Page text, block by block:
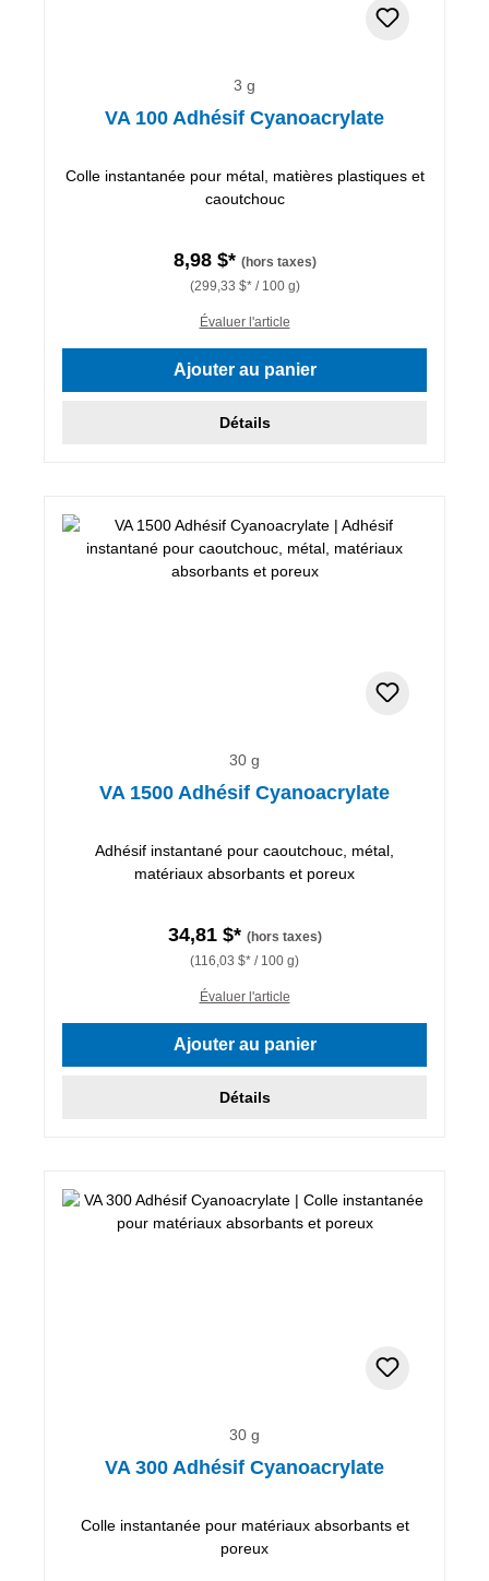
3 g
VA 100 Adhésif Cyanoacrylate
Colle instantanée pour métal, matières plastiques et
caoutchouc
8,98 $* (hors taxes)
(299,33 $* / 100 g)
Évaluer l'article
Ajouter au panier
Détails
30 g
VA 1500 Adhésif Cyanoacrylate
Adhésif instantané pour caoutchouc, métal,
matériaux absorbants et poreux
34,81 $* (hors taxes)
(116,03 $* / 100 g)
Évaluer l'article
Ajouter au panier
Détails
30 g
VA 300 Adhésif Cyanoacrylate
Colle instantanée pour matériaux absorbants et
poreux